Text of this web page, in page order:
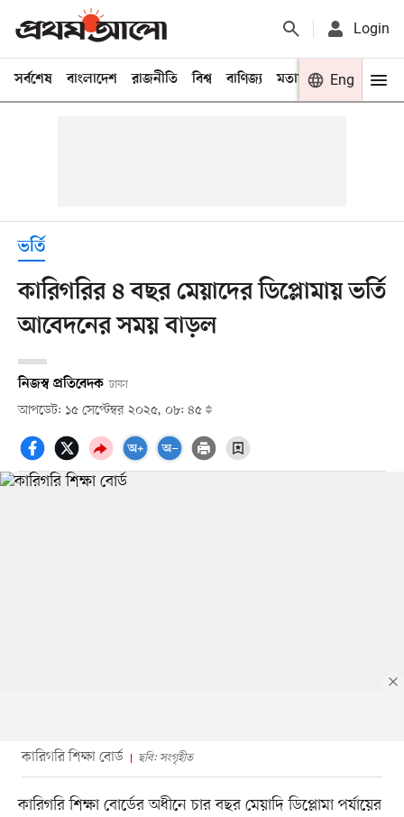
Login
সর্বশেষ বাংলাদেশ রাজনীতি বিশ্ব বাণিজ্য মতামত খেলা
Eng
ভর্তি
কারিগরির ৪ বছর মেয়াদের ডিপ্লোমায় ভর্তি
আবেদনের সময় বাড়ল
নিজস্ব প্রতিবেদক ঢাকা
আপডেট: ১৫ সেপ্টেম্বর ২০২৫, ০৮: ৪৫
কারিগরি শিক্ষা বোর্ড ছবি: সংগৃহীত
কারিগরি শিক্ষা বোর্ডের অধীনে চার বছর মেয়াদি ডিপ্লোমা পর্যায়ের